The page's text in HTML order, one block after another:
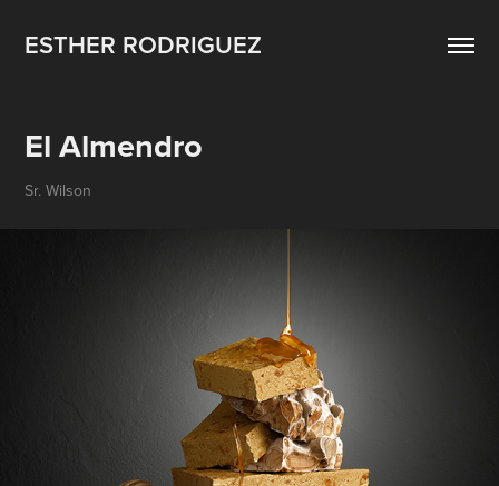
ESTHER RODRIGUEZ
El Almendro
Sr. Wilson